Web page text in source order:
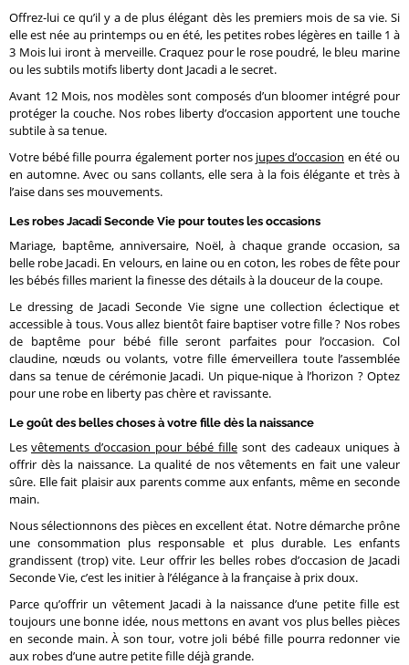
Offrez-lui ce qu’il y a de plus élégant dès les premiers mois de sa vie. Si
elle est née au printemps ou en été, les petites robes légères en taille 1 à
3 Mois lui iront à merveille. Craquez pour le rose poudré, le bleu marine
ou les subtils motifs liberty dont Jacadi a le secret.
Avant 12 Mois, nos modèles sont composés d’un bloomer intégré pour
protéger la couche. Nos robes liberty d’occasion apportent une touche
subtile à sa tenue.
Votre bébé fille pourra également porter nos jupes d’occasion en été ou
en automne. Avec ou sans collants, elle sera à la fois élégante et très à
l’aise dans ses mouvements.
Les robes Jacadi Seconde Vie pour toutes les occasions
Mariage, baptême, anniversaire, Noël, à chaque grande occasion, sa
belle robe Jacadi. En velours, en laine ou en coton, les robes de fête pour
les bébés filles marient la finesse des détails à la douceur de la coupe.
Le dressing de Jacadi Seconde Vie signe une collection éclectique et
accessible à tous. Vous allez bientôt faire baptiser votre fille ? Nos robes
de baptême pour bébé fille seront parfaites pour l’occasion. Col
claudine, nœuds ou volants, votre fille émerveillera toute l’assemblée
dans sa tenue de cérémonie Jacadi. Un pique-nique à l’horizon ? Optez
pour une robe en liberty pas chère et ravissante.
Le goût des belles choses à votre fille dès la naissance
Les vêtements d’occasion pour bébé fille
offrir dès la naissance. La qualité de nos vêtements en fait une valeur
sûre. Elle fait plaisir aux parents comme aux enfants, même en seconde
main.
Nous sélectionnons des pièces en excellent état. Notre démarche prône
une consommation plus responsable et plus durable. Les enfants
grandissent (trop) vite. Leur offrir les belles robes d’occasion de Jacadi
Seconde Vie, c’est les initier à l’élégance à la française à prix doux.
Parce qu’offrir un vêtement Jacadi à la naissance d’une petite fille est
toujours une bonne idée, nous mettons en avant vos plus belles pièces
en seconde main. À son tour, votre joli bébé fille pourra redonner vie
aux robes d’une autre petite fille déjà grande.